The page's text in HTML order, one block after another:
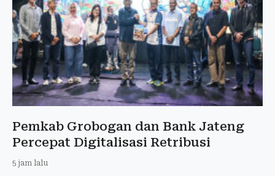
Pemkab Grobogan dan Bank Jateng
Percepat Digitalisasi Retribusi
5 jam lalu